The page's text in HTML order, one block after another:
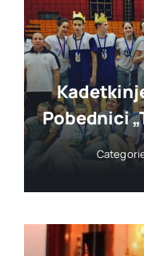
Pobednici